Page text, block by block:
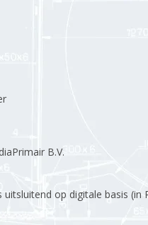
B.V.
op digitale basis (in